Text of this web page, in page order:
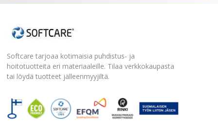
Softcare tarjoaa kotimaisia puhdistus- ja
hoitotuotteita eri materiaaleille. Tilaa verkkokaupasta
tai löydä tuotteet jälleenmyyjiltä.